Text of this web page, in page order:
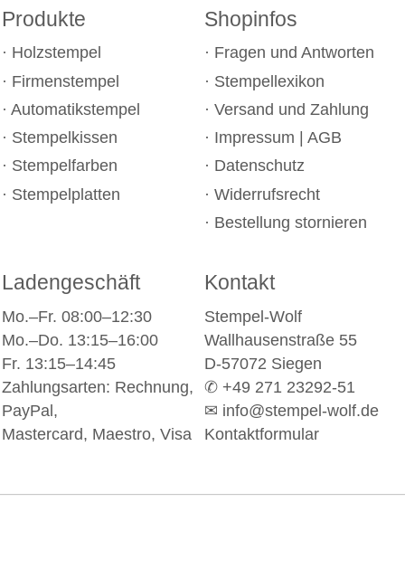
Produkte
Holzstempel
Firmenstempel
Automatikstempel
Stempelkissen
Stempelfarben
Stempelplatten
Shopinfos
Fragen und Antworten
Stempellexikon
Versand und Zahlung
Impressum
AGB
Datenschutz
Widerrufsrecht
Bestellung stornieren
Ladengeschäft
Mo.–Fr. 08:00–12:30
Mo.–Do. 13:15–16:00
Fr. 13:15–14:45
Zahlungsarten: Rechnung,
PayPal,
Mastercard, Maestro, Visa
Kontakt
Stempel-Wolf
Wallhausenstraße 55
D-57072 Siegen
✆ +49 271 23292-51
✉ info@stempel-wolf.de
Kontaktformular